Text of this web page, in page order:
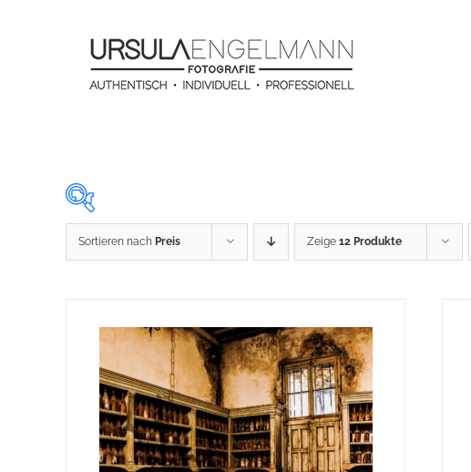
Sortieren nach Preis Zeige 12 Produkte